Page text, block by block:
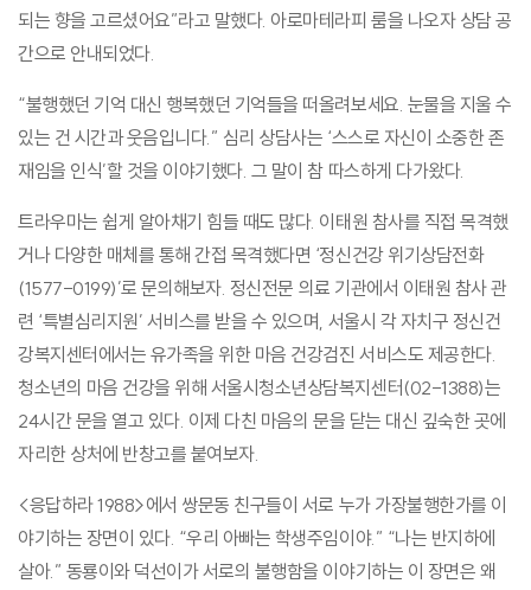
되는 향을 고르셨어요”라고 말했다. 아로마테라피 룸을 나오자 상담 공
간으로 안내되었다.
“불행했던 기억 대신 행복했던 기억들을 떠올려보세요. 눈물을 지울 수
있는 건 시간과 웃음입니다.” 심리 상담사는 ‘스스로 자신이 소중한 존
재임을 인식’할 것을 이야기했다. 그 말이 참 따스하게 다가왔다.
트라우마는 쉽게 알아채기 힘들 때도 많다. 이태원 참사를 직접 목격했
거나 다양한 매체를 통해 간접 목격했다면 ‘정신건강 위기상담전화
(1577-0199)’로 문의해보자. 정신전문 의료 기관에서 이태원 참사 관
련 ‘특별심리지원’ 서비스를 받을 수 있으며, 서울시 각 자치구 정신건
강복지센터에서는 유가족을 위한 마음 건강검진 서비스도 제공한다.
청소년의 마음 건강을 위해 서울시청소년상담복지센터(02-1388)는
24시간 문을 열고 있다. 이제 다친 마음의 문을 닫는 대신 깊숙한 곳에
자리한 상처에 반창고를 붙여보자.
<응답하라 1988>에서 쌍문동 친구들이 서로 누가 가장불행한가를 이
야기하는 장면이 있다. “우리 아빠는 학생주임이야.” “나는 반지하에
살아.” 동룡이와 덕선이가 서로의 불행함을 이야기하는 이 장면은 왜